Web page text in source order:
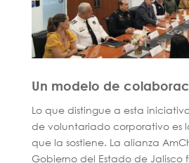
Un modelo de
Lo que distingue a esta
de voluntariado corporativo es
que la sostiene. La alianza
Gobierno del Estado de